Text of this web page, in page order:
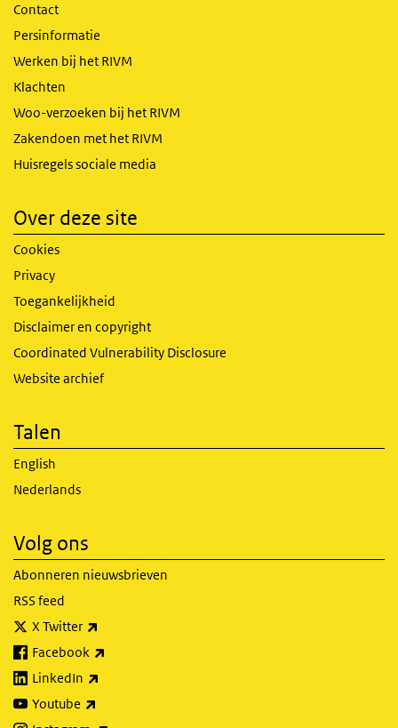
Contact
Persinformatie
Werken bij het RIVM
Klachten
Woo-verzoeken bij het RIVM
Zakendoen met het RIVM
Huisregels sociale media
Over deze site
Cookies
Privacy
Toegankelijkheid
Disclaimer en copyright
Coordinated Vulnerability Disclosure
Website archief
Talen
English
Nederlands
Volg ons
Abonneren nieuwsbrieven
RSS feed
X Twitter
Facebook
LinkedIn
Youtube